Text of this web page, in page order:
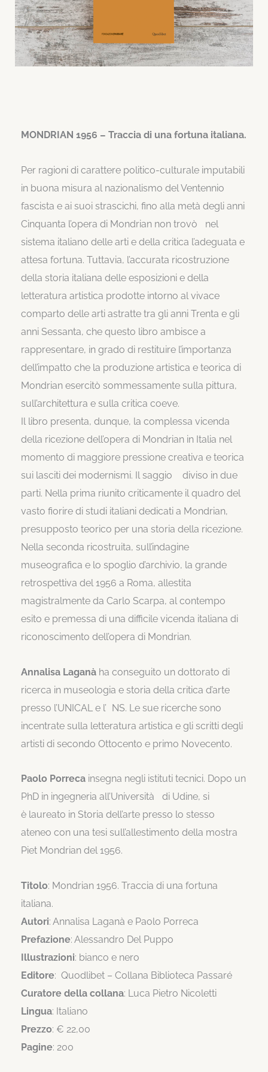
MONDRIAN 1956 – Traccia di una fortuna italiana.
Per ragioni di carattere politico-culturale imputabili
in buona misura al nazionalismo del Ventennio
fascista e ai suoi strascichi, fino alla metà degli anni
Cinquanta l’opera di Mondrian non trovò nel
sistema italiano delle arti e della critica l’adeguata e
attesa fortuna. Tuttavia, l’accurata ricostruzione
della storia italiana delle esposizioni e della
letteratura artistica prodotte intorno al vivace
comparto delle arti astratte tra gli anni Trenta e gli
anni Sessanta, che questo libro ambisce a
rappresentare, in grado di restituire l’importanza
dell’impatto che la produzione artistica e teorica di
Mondrian esercitò sommessamente sulla pittura,
sull’architettura e sulla critica coeve.
Il libro presenta, dunque, la complessa vicenda
della ricezione dell’opera di Mondrian in Italia nel
momento di maggiore pressione creativa e teorica
sui lasciti dei modernismi. Il saggio diviso in due
parti. Nella prima riunito criticamente il quadro del
vasto fiorire di studi italiani dedicati a Mondrian,
presupposto teorico per una storia della ricezione.
Nella seconda ricostruita, sull’indagine
museografica e lo spoglio d’archivio, la grande
retrospettiva del 1956 a Roma, allestita
magistralmente da Carlo Scarpa, al contempo
esito e premessa di una difficile vicenda italiana di
riconoscimento dell’opera di Mondrian.
Annalisa Laganà ha conseguito un dottorato di
ricerca in museologia e storia della critica d’arte
presso l’UNICAL e l’ NS. Le sue ricerche sono
incentrate sulla letteratura artistica e gli scritti degli
artisti di secondo Ottocento e primo Novecento.
Paolo Porreca insegna negli istituti tecnici. Dopo un
PhD in ingegneria all’Università di Udine, si
è laureato in Storia dell’arte presso lo stesso
ateneo con una tesi sull’allestimento della mostra
Piet Mondrian del 1956.
Titolo: Mondrian 1956. Traccia di una fortuna
italiana.
Autori: Annalisa Laganà e Paolo Porreca
Prefazione: Alessandro Del Puppo
Illustrazioni: bianco e nero
Editore: Quodlibet – Collana Biblioteca Passaré
Curatore della collana: Luca Pietro Nicoletti
Lingua: Italiano
Prezzo: € 22,00
Pagine: 200